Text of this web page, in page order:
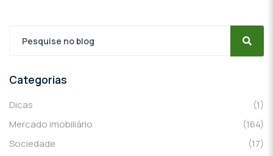
Categorias
Dicas
(1)
Mercado imobiliário
(164)
Sociedade
(17)